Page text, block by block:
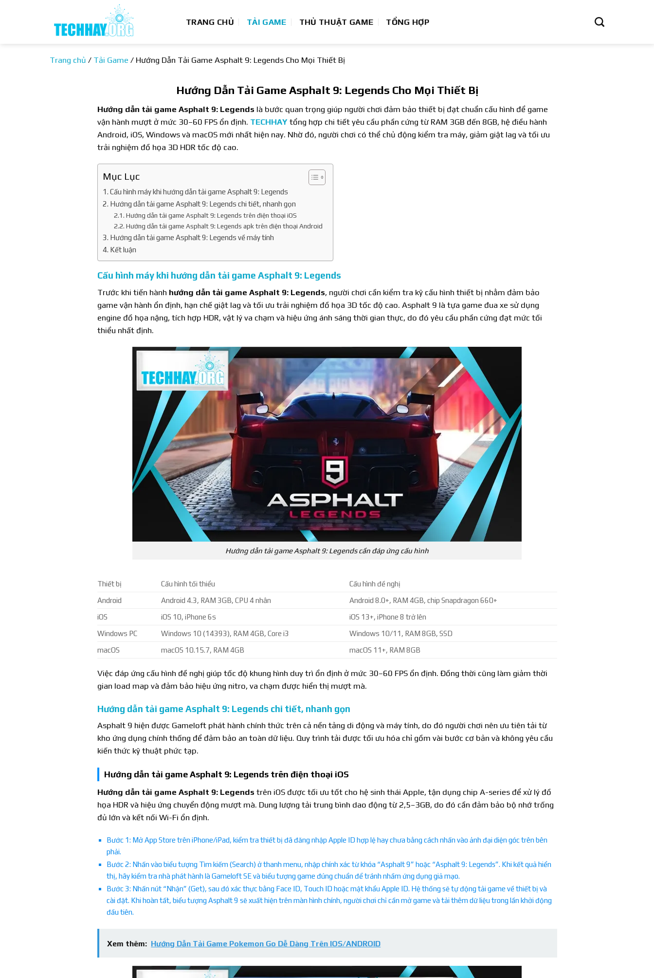
TRANG CHỦ TẢI GAME THỦ THUẬT GAME TỔNG HỢP
Trang chủ / Tải Game / Hướng Dẫn Tải Game Asphalt 9: Legends Cho Mọi Thiết Bị
Hướng Dẫn Tải Game Asphalt 9: Legends Cho Mọi Thiết Bị
Hướng dẫn tải game Asphalt 9: Legends là bước quan trọng giúp người chơi đảm bảo thiết bị đạt chuẩn cấu hình để game
vận hành mượt ở mức 30–60 FPS ổn định. TECHHAY tổng hợp chi tiết yêu cầu phần cứng từ RAM 3GB đến 8GB, hệ điều hành
Android, iOS, Windows và macOS mới nhất hiện nay. Nhờ đó, người chơi có thể chủ động kiểm tra máy, giảm giật lag và tối ưu
trải nghiệm đồ họa 3D HDR tốc độ cao.
Mục Lục
Cấu hình máy khi hướng dẫn tải game Asphalt 9: Legends
Hướng dẫn tải game Asphalt 9: Legends chi tiết, nhanh gọn
Hướng dẫn tải game Asphalt 9: Legends trên điện thoại iOS
Hướng dẫn tải game Asphalt 9: Legends apk trên điện thoại Android
Hướng dẫn tải game Asphalt 9: Legends về máy tính
Kết luận
Cấu hình máy khi hướng dẫn tải game Asphalt 9: Legends
Trước khi tiến hành hướng dẫn tải game Asphalt 9: Legends, người chơi cần kiểm tra kỹ cấu hình thiết bị nhằm đảm bảo
game vận hành ổn định, hạn chế giật lag và tối ưu trải nghiệm đồ họa 3D tốc độ cao. Asphalt 9 là tựa game đua xe sử dụng
engine đồ họa nặng, tích hợp HDR, vật lý va chạm và hiệu ứng ánh sáng thời gian thực, do đó yêu cầu phần cứng đạt mức tối
thiểu nhất định.
Hướng dẫn tải game Asphalt 9: Legends cần đáp ứng cấu hình
Thiết bị Cấu hình tối thiểu
Cấu hình đề nghị
Android
Android 4.3, RAM 3GB, CPU 4 nhân
Android 8.0+, RAM 4GB, chip Snapdragon 660+
iOS
iOS 10, iPhone 6s
iOS 13+, iPhone 8 trở lên
Windows PC
Windows 10 (14393), RAM 4GB, Core i3
Windows 10/11, RAM 8GB, SSD
macOS
macOS 10.15.7, RAM 4GB macOS 11+, RAM 8GB
Việc đáp ứng cấu hình đề nghị giúp tốc độ khung hình duy trì ổn định ở mức 30–60 FPS ổn định. Đồng thời cũng làm giảm thời
gian load map và đảm bảo hiệu ứng nitro, va chạm được hiển thị mượt mà.
Hướng dẫn tải game Asphalt 9: Legends chi tiết, nhanh gọn
Asphalt 9 hiện được Gameloft phát hành chính thức trên cả nền tảng di động và máy tính, do đó người chơi nên ưu tiên tải từ
kho ứng dụng chính thống để đảm bảo an toàn dữ liệu. Quy trình tải được tối ưu hóa chỉ gồm vài bước cơ bản và không yêu cầu
kiến thức kỹ thuật phức tạp.
Hướng dẫn tải game Asphalt 9: Legends trên điện thoại iOS
Hướng dẫn tải game Asphalt 9: Legends trên iOS được tối ưu tốt cho hệ sinh thái Apple, tận dụng chip A-series để xử lý đồ
họa HDR và hiệu ứng chuyển động mượt mà. Dung lượng tải trung bình dao động từ 2,5–3GB, do đó cần đảm bảo bộ nhớ trống
đủ lớn và kết nối Wi-Fi ổn định.
Bước 1: Mở App Store trên iPhone/iPad, kiểm tra thiết bị đã đăng nhập Apple ID hợp lệ hay chưa bằng cách nhấn vào ảnh đại diện góc trên bên
phải.
Bước 2: Nhấn vào biểu tượng Tìm kiếm (Search) ở thanh menu, nhập chính xác từ khóa “Asphalt 9” hoặc “Asphalt 9: Legends”. Khi kết quả hiển
thị, hãy kiểm tra nhà phát hành là Gameloft SE và biểu tượng game đúng chuẩn để tránh nhầm ứng dụng giả mạo.
Bước 3: Nhấn nút “Nhận” (Get), sau đó xác thực bằng Face ID, Touch ID hoặc mật khẩu Apple ID. Hệ thống sẽ tự động tải game về thiết bị và
cài đặt. Khi hoàn tất, biểu tượng Asphalt 9 sẽ xuất hiện trên màn hình chính, người chơi chỉ cần mở game và tải thêm dữ liệu trong lần khởi động
đầu tiên.
Xem thêm: Hướng Dẫn Tải Game Pokemon Go Dễ Dàng Trên IOS/ANDROID